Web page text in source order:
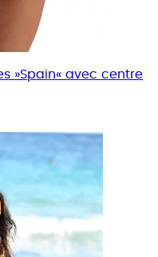
»Spain« avec centre